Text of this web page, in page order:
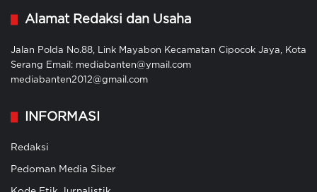
Alamat Redaksi dan Usaha
Jalan Polda No.88, Link Mayabon Kecamatan Cipocok Jaya, Kota
Serang Email: mediabanten@ymail.com
mediabanten2012@gmail.com
INFORMASI
Redaksi
Pedoman Media Siber